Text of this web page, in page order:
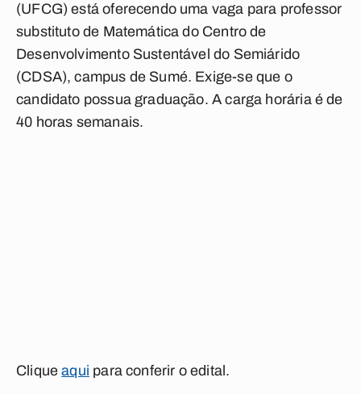
(UFCG) está oferecendo uma vaga para professor
substituto de Matemática do Centro de
Desenvolvimento Sustentável do Semiárido
(CDSA), campus de Sumé. Exige-se que o
candidato possua graduação. A carga horária é de
40 horas semanais.
Cliqueaqui para conferir o edital.